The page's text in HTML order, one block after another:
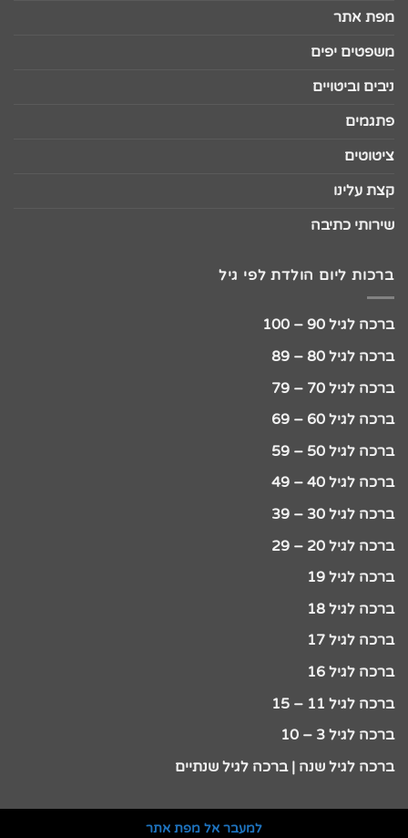
מפת אתר
משפטים יפים
ניבים וביטויים
פתגמים
ציטוטים
קצת עלינו
שירותי כתיבה
ברכות ליום הולדת לפי גיל
ברכה לגיל 90 – 100
ברכה לגיל 80 – 89
ברכה לגיל 70 – 79
ברכה לגיל 60 – 69
ברכה לגיל 50 – 59
ברכה לגיל 40 – 49
ברכה לגיל 30 – 39
ברכה לגיל 20 – 29
ברכה לגיל 19
ברכה לגיל 18
ברכה לגיל 17
ברכה לגיל 16
ברכה לגיל 11 – 15
ברכה לגיל 3 – 10
ברכה לגיל שנה | ברכה לגיל שנתיים
למעבר אל מפת אתר